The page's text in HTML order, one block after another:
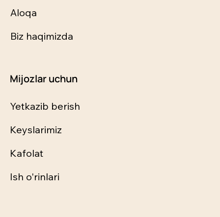
Aloqa
Biz haqimizda
Mijozlar uchun
Yetkazib berish
Keyslarimiz
Kafolat
Ish o'rinlari